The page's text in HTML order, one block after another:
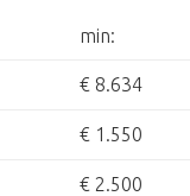
min:
€ 8.634
€ 1.550
€ 2.500